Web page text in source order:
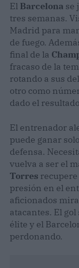
​El Barcelona se
tres semanas.
Madrid para
de fuego.
final de la
fracaso de la
rotando a sus
otro como
dado el
​El entrenador
puede ganar
defensa.
vuelva a ser el
Torres
presión en el
aficionados
atacantes. El
élite y el
perdonando.